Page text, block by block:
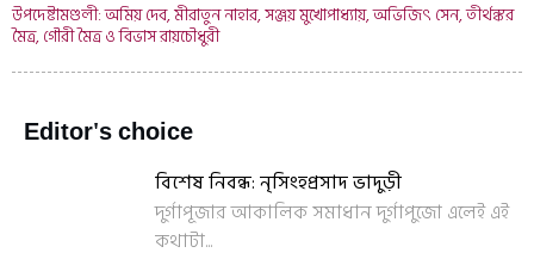
উপদেষ্টামণ্ডলী: অমিয় দেব, মীরাতুন নাহার, সঞ্জয় মুখোপাধ্যায়, অভিজিৎ সেন, তীর্থঙ্কর
মৈত্র, গৌরী মৈত্র ও বিভাস রায়চৌধুরী
Editor's choice
বিশেষ নিবন্ধ: নৃসিংহপ্রসাদ ভাদুড়ী
দুর্গাপূজার আকালিক সমাধান দুর্গাপুজো এলেই এই
কথাটা...